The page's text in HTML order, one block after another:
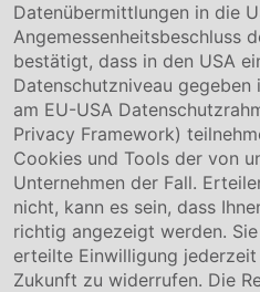
Über uns
Compliance
Karriere
Service & Kontakt
Kontakt
Downloads
Zertifikate
Datenübermittlungen in die
Angemessenheitsbeschluss
bestätigt, dass in den USA
Datenschutzniveau
am EU-USA
Privacy Framework)
Cookies und Tools der von
Unternehmen der Fall.
nicht, kann es sein, dass
richtig angezeigt werden.
erteilte Einwilligung
Zukunft zu widerrufen. Die